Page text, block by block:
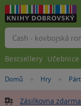
Nacházíte
zde:
Domů »Hry »
Zásilkovna
Vyhledávání
Bestsellery Učebnice